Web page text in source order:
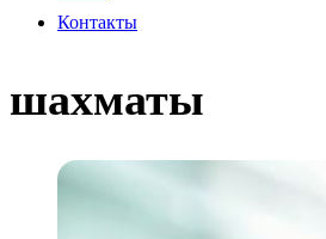
Контакты
шахматы